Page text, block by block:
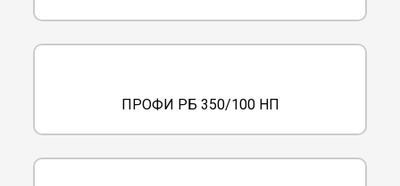
ПРОФИ РБ 350/100 НП